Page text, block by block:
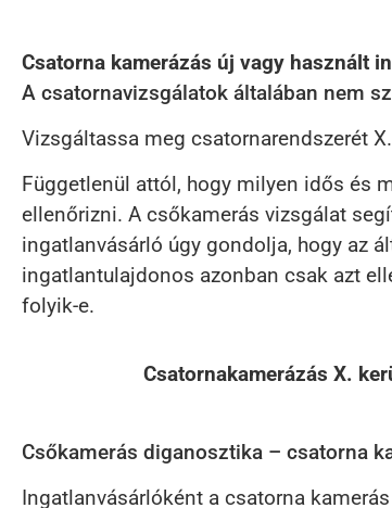
Csatorna kamerázás új vagy használt
A csatornavizsgálatok általában nem
Vizsgáltassa meg csatornarendszerét
Függetlenül attól, hogy milyen idős és
ellenőrizni. A csőkamerás vizsgálat
ingatlanvásárló úgy gondolja, hogy az
ingatlantulajdonos azonban csak azt
folyik-e.
Csatornakamerázás X.
Csőkamerás diganosztika – csatorna
Ingatlanvásárlóként a csatorna